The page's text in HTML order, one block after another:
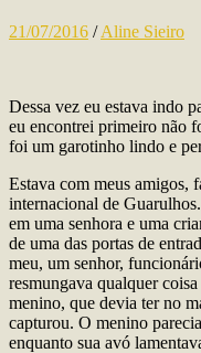
21/07/2016 /Aline Sieiro
Dessa vez eu estava indo
eu encontrei primeiro não
foi um garotinho lindo e
Estava com meus amigos,
internacional de
em uma senhora e uma
de uma das portas de
meu, um senhor,
resmungava qualquer
menino, que devia ter no
capturou. O menino
enquanto sua avó